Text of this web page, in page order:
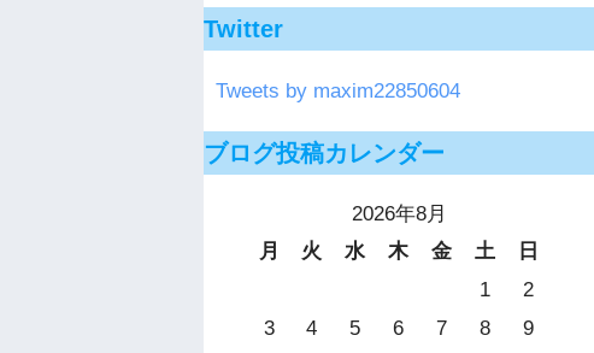
Twitter
Tweets by maxim22850604
ブログ投稿カレンダー
2026年8月
月
火 水 木 金 土
日
1
2
3
4 5 6 7 8
9